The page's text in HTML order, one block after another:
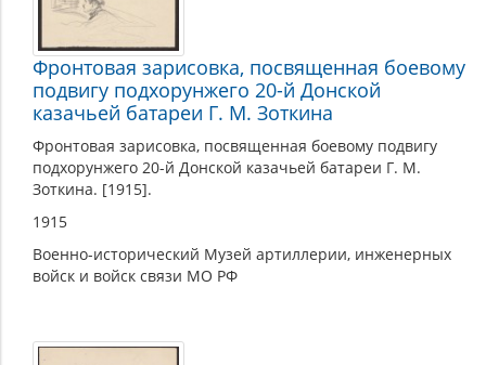
Фронтовая зарисовка, посвященная боевому
подвигу подхорунжего 20-й Донской
казачьей батареи Г. М. Зоткина
Фронтовая зарисовка, посвященная боевому подвигу
подхорунжего 20-й Донской казачьей батареи Г. М.
Зоткина. [1915].
1915
Военно-исторический Музей артиллерии, инженерных
войск и войск связи МО РФ